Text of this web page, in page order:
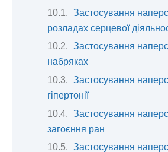
Застосування
розладах серцевої
Застосування
набряках
Застосування
гіпертонії
Застосування
загоєння ран
Застосування